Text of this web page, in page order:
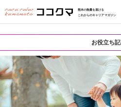
熊本の熱量を届ける
これからのキャリアマガジン
お役立ち